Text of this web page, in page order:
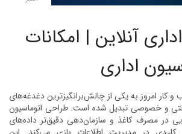
آنلاین | امکانات
اداری
کار امروز به یکی از چالش‌برانگیزترین دغدغه‌های
و خصوصی تبدیل شده است. طراحی اتوماسیون‌
در مصرف کاغذ و سازمان‌دهی دقیق‌تر داده‌های